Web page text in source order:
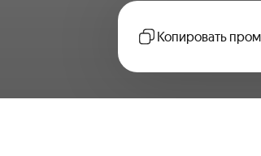
Копировать